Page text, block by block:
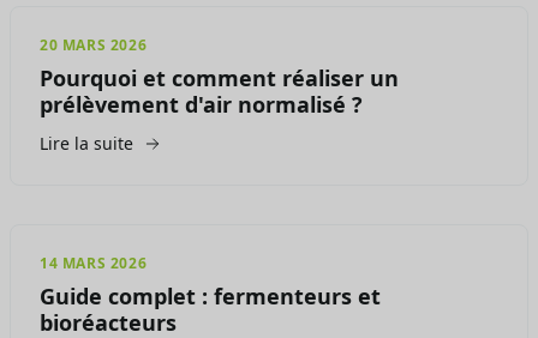
20 MARS 2026
Pourquoi et comment réaliser un
prélèvement d'air normalisé ?
Lire la suite
14 MARS 2026
Guide complet : fermenteurs et
bioréacteurs